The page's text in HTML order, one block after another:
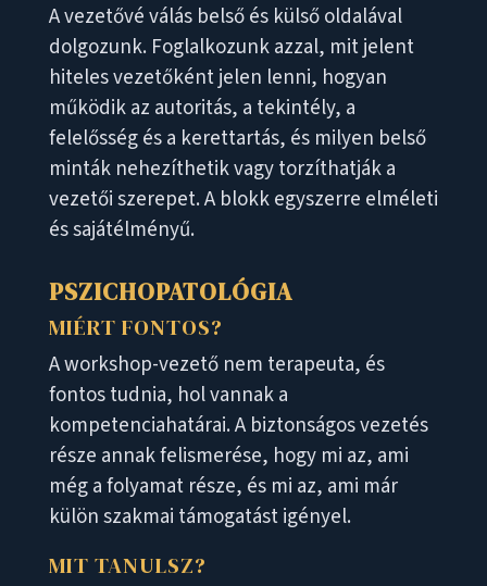
A vezetővé válás belső és külső oldalával
dolgozunk. Foglalkozunk azzal, mit jelent
hiteles vezetőként jelen lenni, hogyan
működik az autoritás, a tekintély, a
felelősség és a kerettartás, és milyen belső
minták nehezíthetik vagy torzíthatják a
vezetői szerepet. A blokk egyszerre elméleti
és sajátélményű.
PSZICHOPATOLÓGIA
MIÉRT FONTOS?
A workshop-vezető nem terapeuta, és
fontos tudnia, hol vannak a
kompetenciahatárai. A biztonságos vezetés
része annak felismerése, hogy mi az, ami
még a folyamat része, és mi az, ami már
külön szakmai támogatást igényel.
MIT TANULSZ?